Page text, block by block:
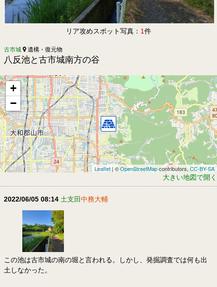
リア攻めスポット写真： 1件
古市城 遺構・復元物
八反池と古市城南方の谷
+
−
Leaflet | ©OpenStreetMapcontributors,CC-BY-SA
大きい地図で開く
2022/06/05 08:14 土支田中務大輔
この池は古市城の南の堀と言われる。しかし、発掘調査では何も出
土しなかった。